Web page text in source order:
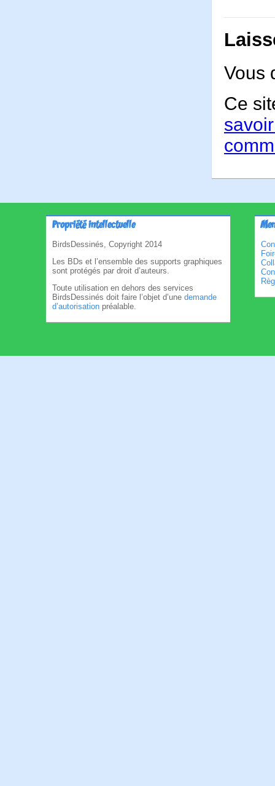
Vous
Ce
Propriété intellectuelle
BirdsDessinés, Copyright 2014
Les BDs et l’ensemble des supports graphiques
sont protégés par droit d’auteurs.
Toute utilisation en dehors des services
BirdsDessinés doit faire l’objet d’une demande
d’autorisation préalable.